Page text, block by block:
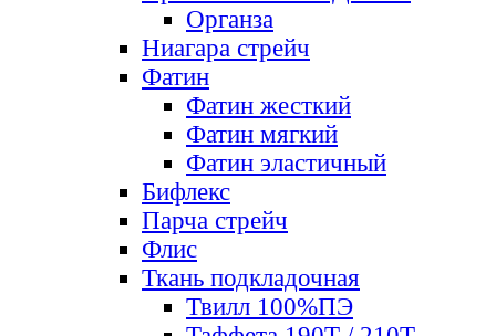
Органза
Ниагара стрейч
Фатин
Фатин жесткий
Фатин мягкий
Фатин элаcтичный
Бифлекс
Парча стрейч
Флис
Ткань подкладочная
Твилл 100%ПЭ